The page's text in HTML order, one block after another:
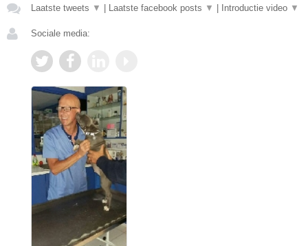
Laatste tweets ▼ | Laatste facebook posts ▼ | Introductie video ▼
Sociale media: